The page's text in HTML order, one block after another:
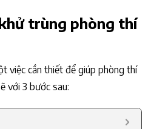
trùng phòng thí
việc cần thiết để giúp phòng thí
với 3 bước sau: